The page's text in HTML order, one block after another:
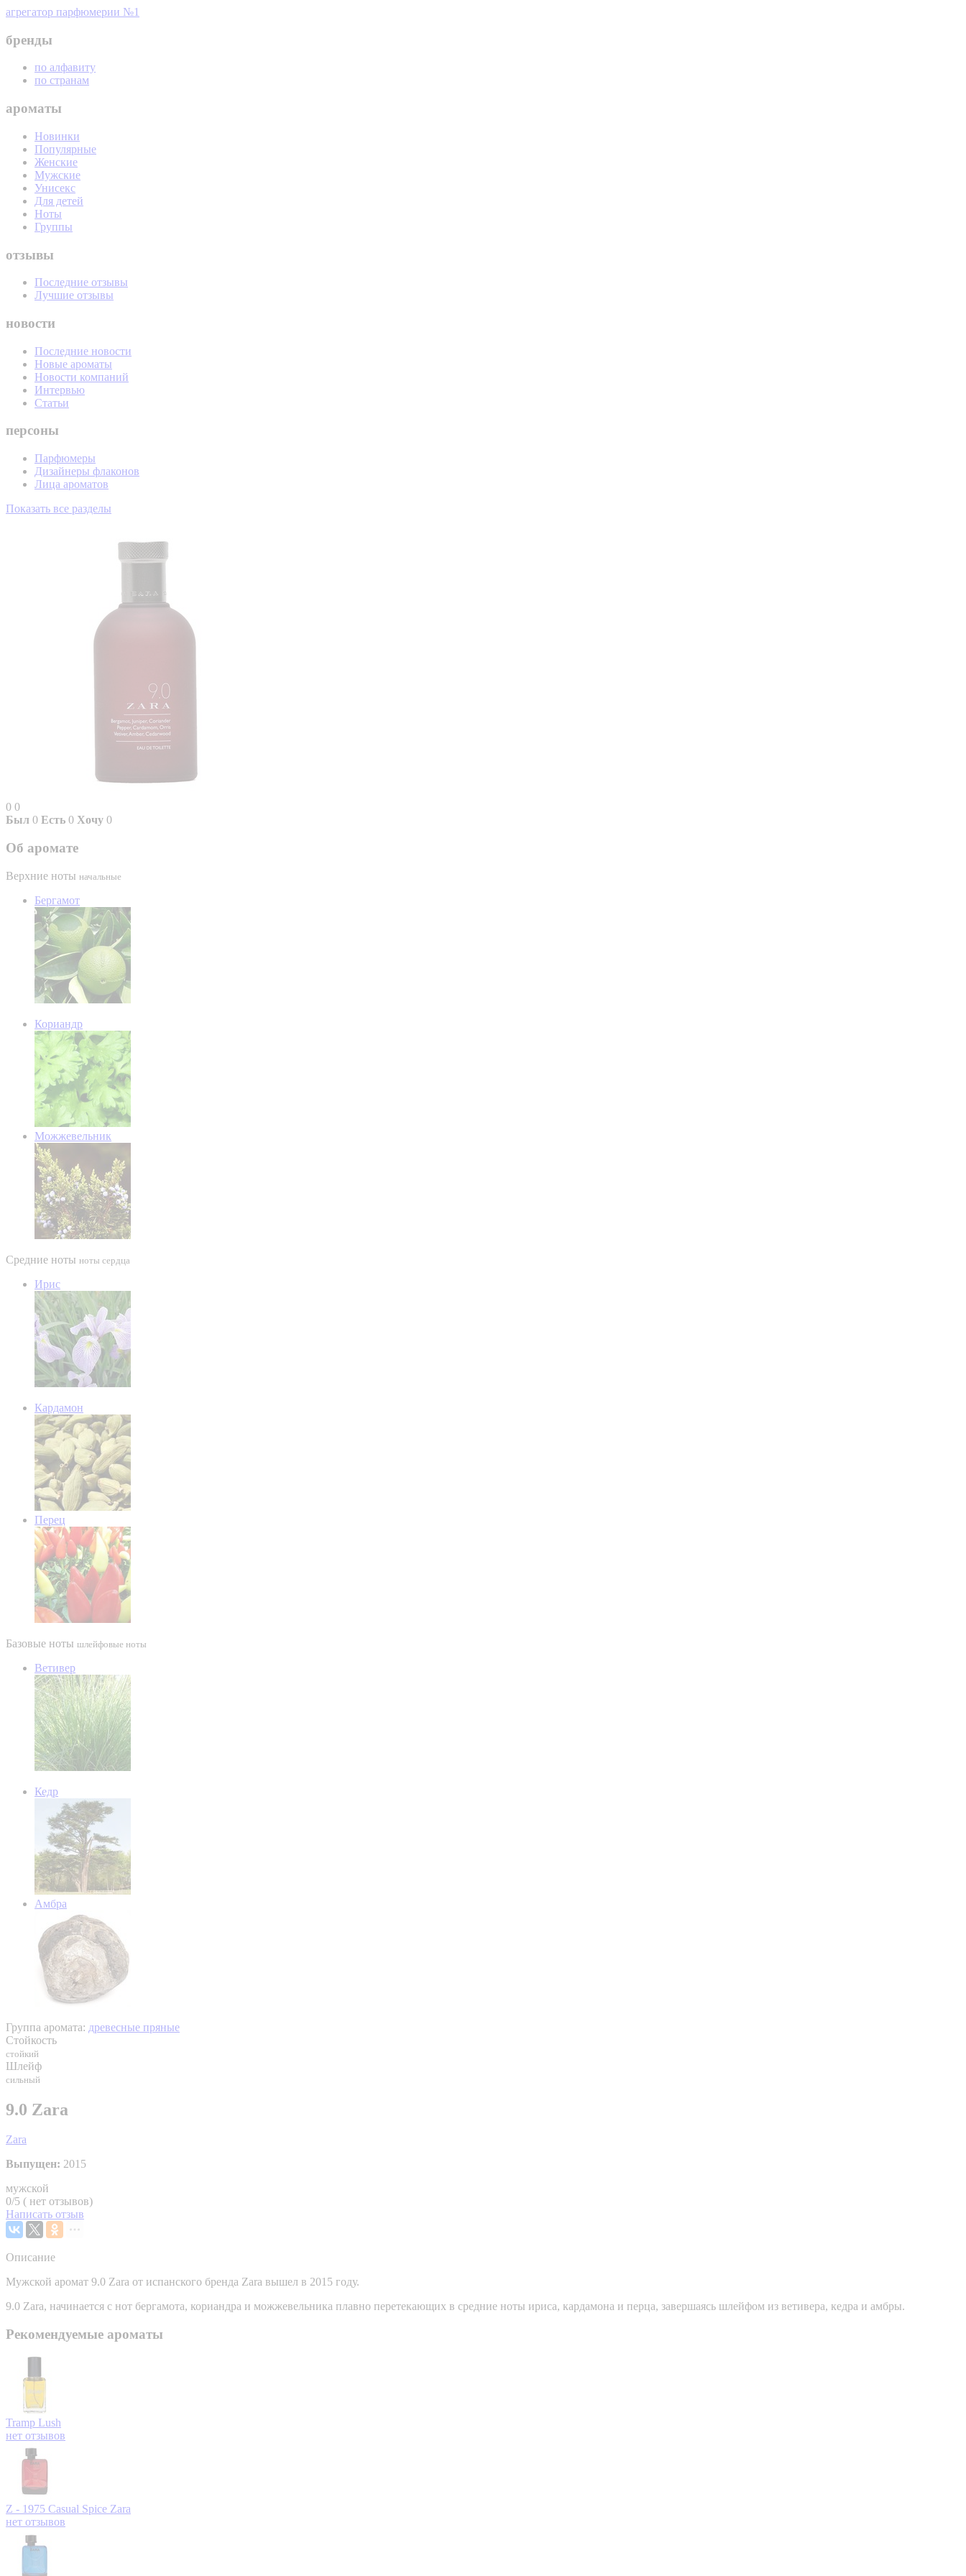
агрегатор парфюмерии №1
бренды
по алфавиту
по странам
ароматы
Новинки
Популярные
Женские
Мужские
Унисекс
Для детей
Ноты
Группы
отзывы
Последние отзывы
Лучшие отзывы
новости
Последние новости
Новые ароматы
Новости компаний
Интервью
Статьи
персоны
Парфюмеры
Дизайнеры флаконов
Лица ароматов
Показать все разделы
0 0
Был 0 Есть 0 Хочу 0
Об аромате
Верхние ноты начальные
Бергамот
Кориандр
Можжевельник
Средние ноты ноты сердца
Ирис
Кардамон
Перец
Базовые ноты шлейфовые ноты
Ветивер
Кедр
Амбра
Группа аромата: древесные пряные
Стойкость
стойкий
Шлейф
сильный
9.0 Zara
Zara
Выпущен: 2015
мужской
0/5 ( нет отзывов)
Написать отзыв
Описание
Мужской аромат 9.0 Zara от испанского бренда Zara вышел в 2015 году.
9.0 Zara, начинается с нот бергамота, кориандра и можжевельника плавно перетекающих в средние ноты ириса, кардамона и перца, завершаясь шлейфом из ветивера, кедра и амбры.
Рекомендуемые ароматы
Tramp Lush
нет отзывов
Z - 1975 Casual Spice Zara
нет отзывов